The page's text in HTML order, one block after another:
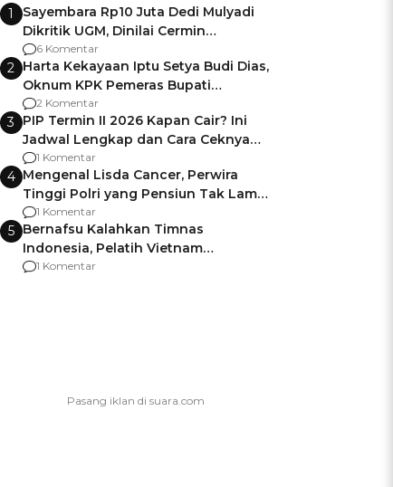
1
Sayembara Rp10 Juta Dedi Mulyadi
Dikritik UGM, Dinilai Cermin
Gagalnya Negara Jamin Keamanan
6 Komentar
2 Harta Kekayaan Iptu Setya Budi Dias,
Oknum KPK Pemeras Bupati
Pemalang
2 Komentar
3 PIP Termin II 2026 Kapan Cair? Ini
Jadwal Lengkap dan Cara Ceknya
agar Dana Tidak Hangus!
1 Komentar
4 Mengenal Lisda Cancer, Perwira
Tinggi Polri yang Pensiun Tak Lama
Usai Jadi Brigjen
1 Komentar
5 Bernafsu Kalahkan Timnas
Indonesia, Pelatih Vietnam
Berencana Pakai Jimat di Pakansari
1 Komentar